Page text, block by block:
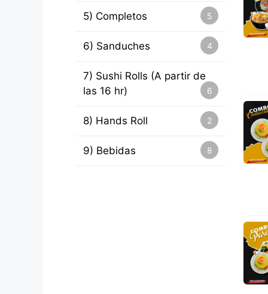
5) Completos 5
6) Sanduches 4
7) Sushi Rolls (A partir de
las 16 hr)
6
8) Hands Roll 2
9) Bebidas 8